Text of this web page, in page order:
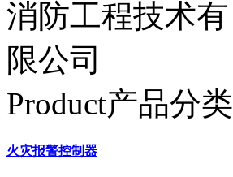
Product产品分类
火灾报警控制器